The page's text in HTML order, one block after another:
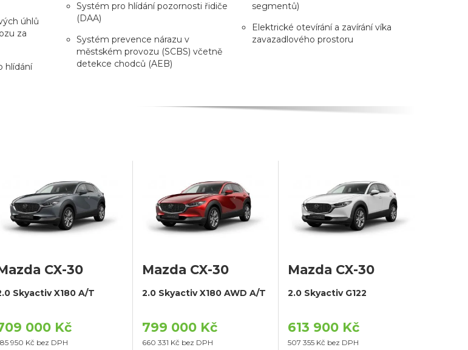
úhlů
za
hlídání
Systém pro hlídání pozornosti řidiče
(DAA)
Systém prevence nárazu v
městském provozu (SCBS) včetně
detekce chodců (AEB)
segmentů)
Elektrické otevírání a zavírání víka
zavazadlového prostoru
CX-30
Skyactiv X180 A/T
000 Kč
950 Kč bez DPH
Mazda CX-30
2.0 Skyactiv X180 AWD A/T
799 000 Kč
660 331 Kč bez DPH
Mazda CX-30
2.0 Skyactiv G122
613 900 Kč
507 355 Kč bez DPH